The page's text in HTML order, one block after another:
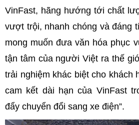
VinFast, hãng hướng tới chất
vượt trội, nhanh chóng và đáng
mong muốn đưa văn hóa phục
tận tâm của người Việt ra thế
trải nghiệm khác biệt cho khách
cam kết dài hạn của VinFast
đẩy chuyển đổi sang xe điện”.